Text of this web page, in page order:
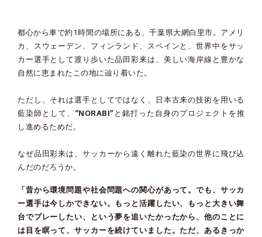
都心から車で約1時間の場所にある、千葉県大網白里市。アメリ
カ、スウェーデン、フィンランド、スペインと、世界中をサッ
カー選手として渡り歩いた品田彩来は、美しい海岸線と豊かな
自然に恵まれたこの地に辿り着いた。
ただし、それは選手としてではなく、日本古来の技術を用いる
藍染師として、 “NORABI” と銘打った自身のプロジェクトを推
し進めるためだ。
なぜ品田彩来は、サッカーから遠く離れた藍染の世界に飛び込
んだのだろうか。
「昔から環境問題や社会問題への関心があって。でも、サッカ
ー選手は今しかできない。もっと活躍したい、もっと大きい舞
台でプレーしたい、という夢を追いたかったから、他のことに
は目を瞑って、サッカーを続けていました。ただ、あるきっか